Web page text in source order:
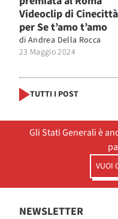
Videoclip di Cinecittà
per Se t’amo t’amo
di Andrea Della Rocca
23 Maggio 2024
TUTTI I POST
Gli Stati Generali è
VUOI
NEWSLETTER